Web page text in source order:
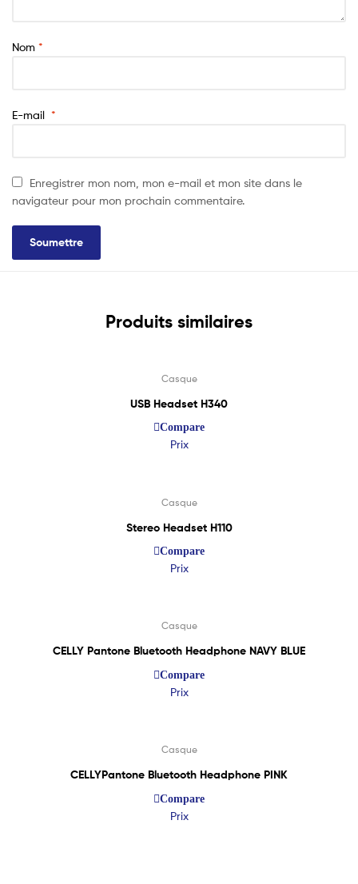
Nom *
E-mail *
Enregistrer mon nom, mon e-mail et mon site dans le
navigateur pour mon prochain commentaire.
Produits similaires
Casque
USB Headset H340
Compare
Prix
Casque
Stereo Headset H110
Compare
Prix
Casque
CELLY Pantone Bluetooth Headphone NAVY BLUE
Compare
Prix
Casque
CELLYPantone Bluetooth Headphone PINK
Compare
Prix